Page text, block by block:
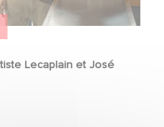
Lecaplain et José